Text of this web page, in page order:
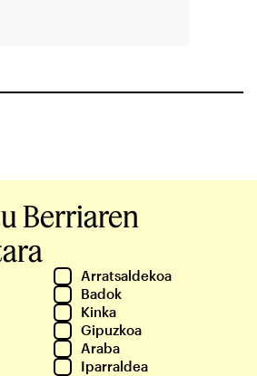
Berriaren
Arratsaldekoa
Badok
Kinka
Gipuzkoa
Araba
Iparraldea